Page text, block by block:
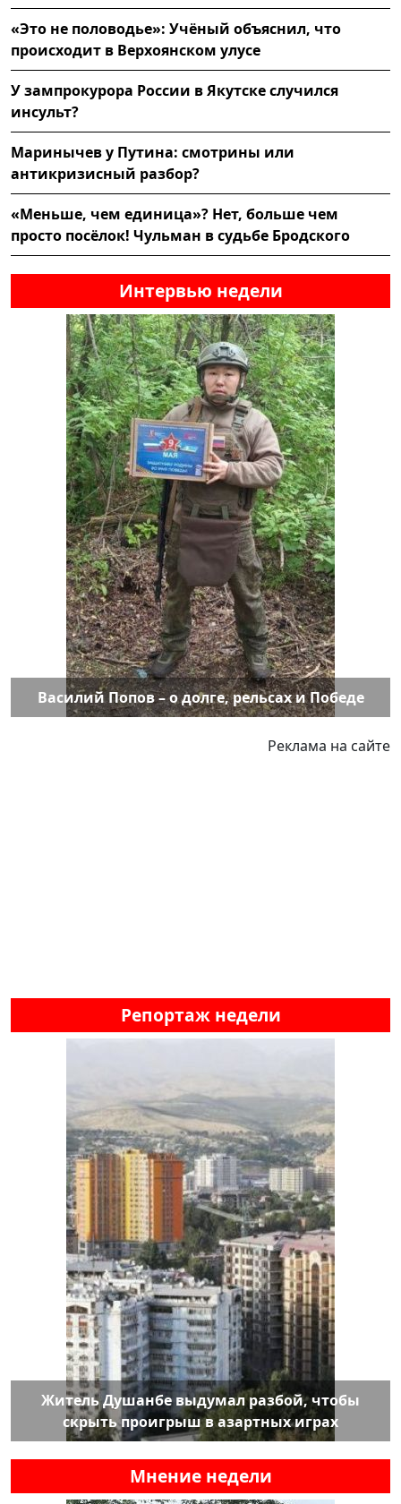
«Это не половодье»: Учёный объяснил, что
происходит в Верхоянском улусе
У зампрокурора России в Якутске случился
инсульт?
Маринычев у Путина: смотрины или
антикризисный разбор?
«Меньше, чем единица»? Нет, больше чем
просто посёлок! Чульман в судьбе Бродского
Интервью недели
Василий Попов – о долге, рельсах и Победе
Реклама на сайте
Репортаж недели
Житель Душанбе выдумал разбой, чтобы
скрыть проигрыш в азартных играх
Мнение недели